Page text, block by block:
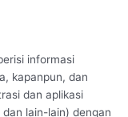
informasi
kapanpun, dan
dan aplikasi
lain-lain) dengan